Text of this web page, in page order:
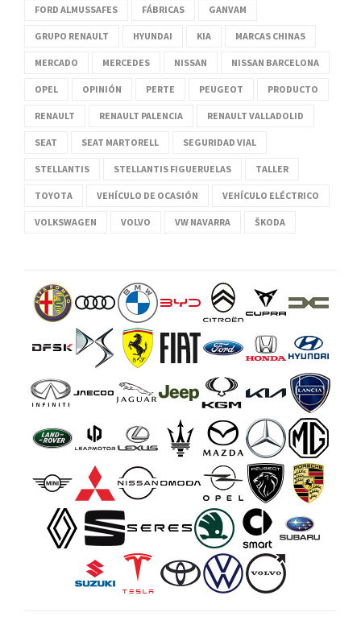
FORD ALMUSSAFES FÁBRICAS GANVAM
GRUPO RENAULT HYUNDAI KIA MARCAS CHINAS
MERCADO MERCEDES NISSAN NISSAN BARCELONA
OPEL OPINIÓN PERTE PEUGEOT PRODUCTO
RENAULT RENAULT PALENCIA RENAULT VALLADOLID
SEAT SEAT MARTORELL SEGURIDAD VIAL
STELLANTIS STELLANTIS FIGUERUELAS TALLER
TOYOTA VEHÍCULO DE OCASIÓN VEHÍCULO ELÉCTRICO
VOLKSWAGEN VOLVO VW NAVARRA ŠKODA